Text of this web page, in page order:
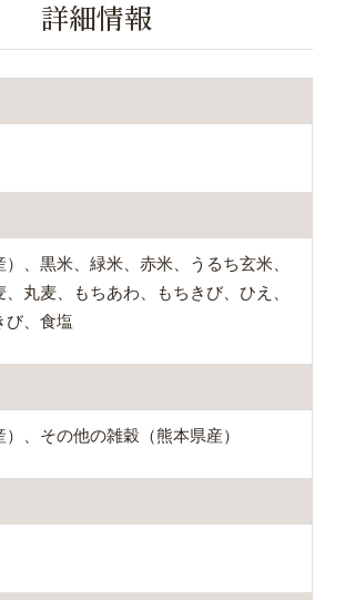
詳細情報
、黒米、緑米、赤米、うるち玄米、
、丸麦、もちあわ、もちきび、ひえ、
び、食塩
、その他の雑穀（熊本県産）